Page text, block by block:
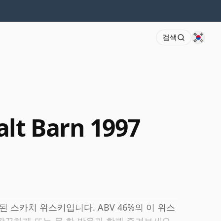
검색
Barn 1997
스카치 위스키입니다. ABV 46%의 이 위스